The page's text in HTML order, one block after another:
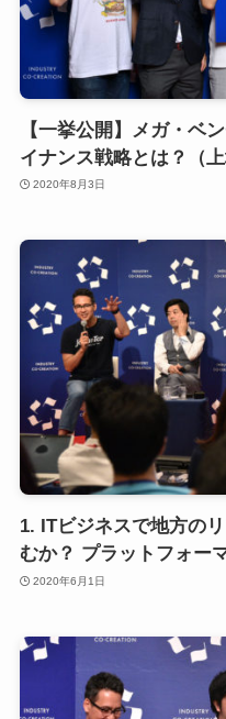
【一挙公開】メガ・ベ
イナンス戦略とは？（
2020年8月3日
1. ITビジネスで地方の
むか？ プラットフォー
2020年6月1日